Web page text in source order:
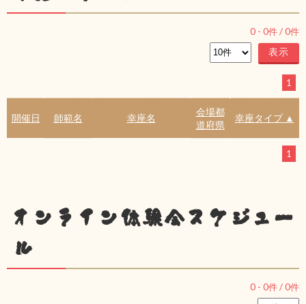
0 - 0件 /0件
1
開催日 師範名 幸座名
会場都
道府県
幸座タイプ ▲
1
オンライン体験会スケジュー
ル
0 - 0件 /0件